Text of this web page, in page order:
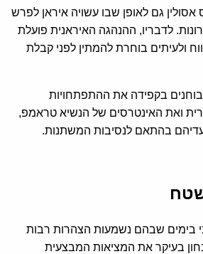
אסולין גם לאופן שבו עשויה איראן לפרש
לדבריו, ההנהגה האיראנית פועלת
ולעיתים בוחרת להמתין לפני קבלת
בקפידה את ההתפתחויות
ואת האינטרסים של הנשיא טראמפ,
בהתאם לנסיבות המשתנות.
כי בימים שבהם נשמעות הצהרות רבות
בעיקר את המציאות המבצעית